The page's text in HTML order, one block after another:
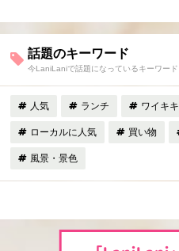
話題のキーワード
今LaniLaniで話題になっているキーワード
人気 ランチ ワイキキ
ローカルに人気 買い物
風景・景色